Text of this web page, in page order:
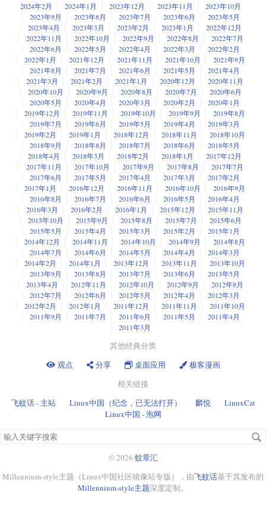
2024年2月 2024年1月 2023年12月 2023年11月
2023年10月
2023年9月
2023年8月 2023年7月 2023年6月
2023年5月
2023年4月
2023年3月 2023年2月 2023年1月
2022年12月
2022年11月
2022年10月 2022年9月 2022年8月
2022年7月
2022年6月
2022年5月 2022年4月 2022年3月
2022年2月
2022年1月
2021年12月 2021年11月 2021年10月
2021年9月
2021年8月
2021年7月 2021年6月 2021年5月
2021年4月
2021年3月
2021年2月 2021年1月 2020年12月
2020年11月
2020年10月
2020年9月 2020年8月 2020年7月
2020年6月
2020年5月
2020年4月 2020年3月 2020年2月
2020年1月
2019年12月
2019年11月 2019年10月 2019年9月
2019年8月
2019年7月
2019年6月 2019年5月 2019年4月
2019年3月
2019年2月
2019年1月 2018年12月 2018年11月
2018年10月
2018年9月
2018年8月 2018年7月 2018年6月
2018年5月
2018年4月
2018年3月 2018年2月 2018年1月
2017年12月
2017年11月
2017年10月 2017年9月 2017年8月
2017年7月
2017年6月
2017年5月 2017年4月 2017年3月
2017年2月
2017年1月
2016年12月 2016年11月 2016年10月
2016年9月
2016年8月
2016年7月 2016年6月 2016年5月
2016年4月
2016年3月
2016年2月 2016年1月 2015年12月
2015年11月
2015年10月
2015年9月 2015年8月 2015年7月
2015年6月
2015年5月
2015年4月 2015年3月 2015年2月
2015年1月
2014年12月
2014年11月 2014年10月 2014年9月
2014年8月
2014年7月
2014年6月 2014年5月 2014年4月
2014年3月
2014年2月
2014年1月 2013年12月 2013年11月
2013年10月
2013年9月
2013年8月 2013年7月 2013年6月
2013年5月
2013年4月
2012年11月 2012年10月 2012年9月
2012年8月
2012年7月
2012年6月 2012年5月 2012年4月
2012年3月
2012年2月
2012年1月 2011年12月 2011年11月
2011年10月
2011年9月
2011年7月 2011年6月 2011年5月
2011年4月
2011年3月
其他经典分类
观点
分享 桌面应用
极客漫画
相关链接
飞蚊话 - 主站
Linux中国（纪念，已无法打开） 麟悦
LinuxCat
Linux中国 - 泡网
搜
字
© 2026 蚊章汇
Millennium-style主题（Linux中国社区镜像站专版），由飞蚊话基于其发布的
Millennium-style主题深度定制。